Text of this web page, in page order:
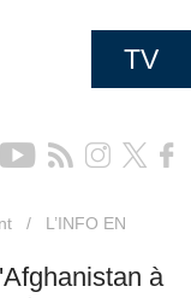
TV
/
L’INFO EN
à